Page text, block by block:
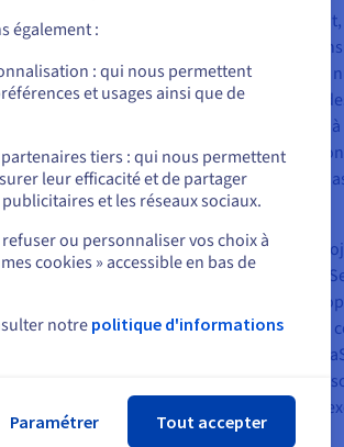
Le cloud en France profite de l’intérêt de
sein des institutions. Pour encadrer cette
doctrine sur l'utilisation de l’informatique en
publiques. L’Agence nationale de la sécurité
(ANSSI) a créé le label SecNumcloud, qui
services cloud de confiance. Cette
Platform as a Service (PaaS), d’Infrastructure
Software as a Service (SaaS).
Du côté de ces acteurs du cloud, différents
Parmi eux, l’association Cloud Infrastructure
(CISPE) regroupe plusieurs fournisseurs
un cadre et des normes au domaine du cloud
code de conduite CISPE, les fournisseurs
respectant les normes en vigueur. Les clients
traitement de leurs données respectera, par
sur la protection des données (RGPD).
- $
également :
: qui nous permettent
et usages ainsi que de
tiers : qui nous permettent
leur efficacité et de partager
et les réseaux sociaux.
ou personnaliser vos choix à
cookies » accessible en bas de
notre politique d'informations
Paramétrer Tout accepter